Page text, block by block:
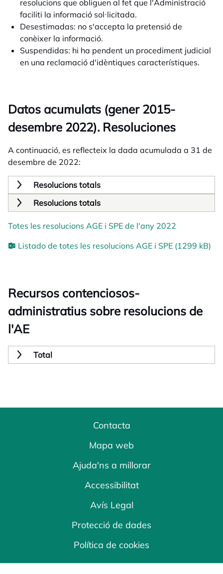
resolucions que obliguen al fet que l'Administració
faciliti la informació sol·licitada.
Desestimadas: no s'accepta la pretensió de
conèixer la informació.
Suspendidas: hi ha pendent un procediment judicial
en una reclamació d'idèntiques característiques.
Datos acumulats (gener 2015-
desembre 2022). Resoluciones
A continuació, es reflecteix la dada acumulada a 31 de
desembre de 2022:
Resolucions totals
Resolucions totals
Totes les resolucions AGE i SPE de l'any 2022
Listado de totes les resolucions AGE i SPE (1299 kB)
Recursos contenciosos-
administratius sobre resolucions de
l'AE
Total
Contacta
Mapa web
Ajuda'ns a millorar
Accessibilitat
Avís Legal
Protecció de dades
Política de cookies